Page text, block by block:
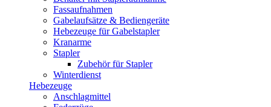
Fassaufnahmen
Gabelaufsätze & Bediengeräte
Hebezeuge für Gabelstapler
Kranarme
Stapler
Zubehör für Stapler
Winterdienst
Hebezeuge
Anschlagmittel